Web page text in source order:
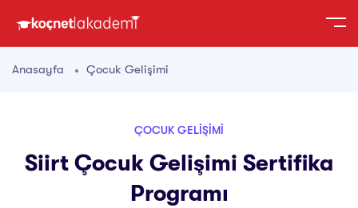
Anasayfa Çocuk Gelişimi
ÇOCUK GELIŞIMI
Siirt Çocuk Gelişimi Sertifika
Programı